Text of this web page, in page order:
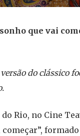
que vai
do clássico
Rio, no Cine